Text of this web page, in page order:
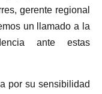
gerente regional
un llamado a la
ante estas
por su sensibilidad